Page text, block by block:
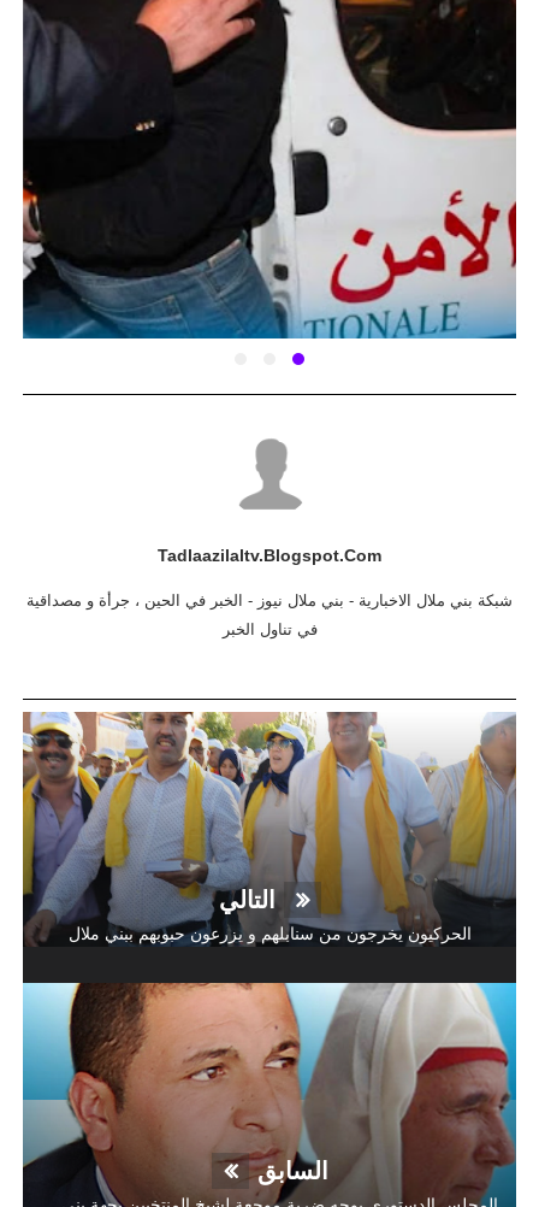
Tadlaazilaltv.blogspot.com
شبكة بني ملال الاخبارية - بني ملال نيوز - الخبر في الحين ، جرأة و مصداقية
في تناول الخبر
التالي
الحركيون يخرجون من سنابلهم و يزرعون حبوبهم ببني ملال
السابق